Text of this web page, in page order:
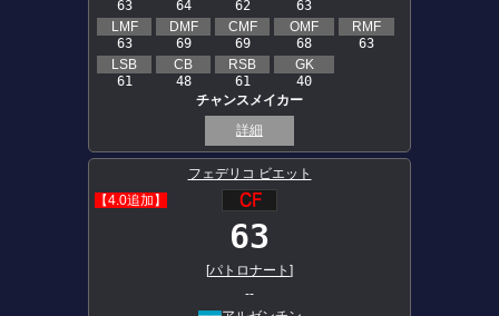
63 64 62
63
LMF
63
DMF
69
CMF
69
OMF
68
RMF
63
LSB
61
CB
48
RSB
61
GK
40
チャンスメイカー
詳細
フェデリコ ビエット
【4.0追加】
63
[パトロナート ]
--